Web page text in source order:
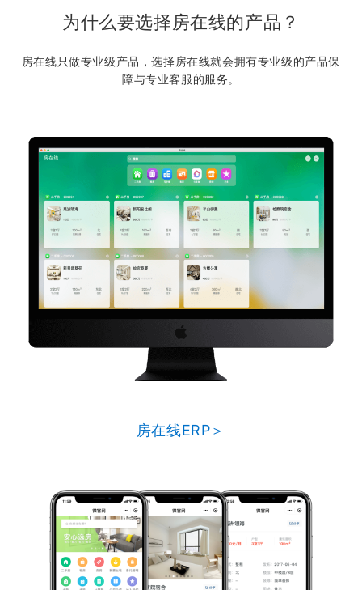
为什么要选择房在线的产品？
房在线只做专业级产品，选择房在线就会拥有专业级的产品保
障与专业客服的服务。
房在线ERP＞